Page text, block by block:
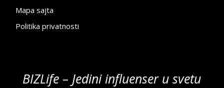
Mapa sajta
Politika privatnosti
BIZLife – Jedini influenser u svetu